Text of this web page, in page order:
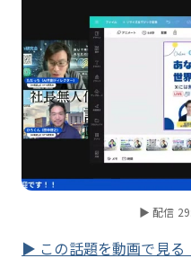
▶ 配信
▶ この話題を動画で見る